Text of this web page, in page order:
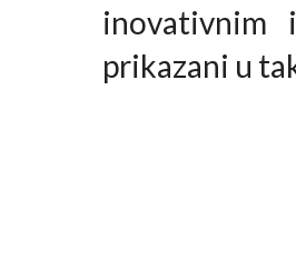
prikazani u